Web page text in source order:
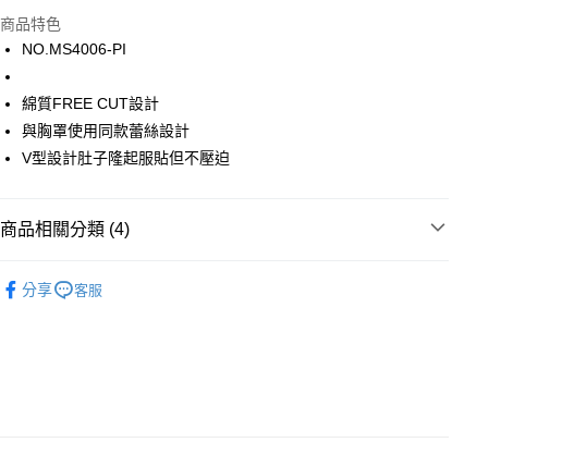
ATM付款
運送方式
全家取貨付款
每筆NT$80，滿NT$1,000(含以上)免運費
每筆NT$80，滿NT$1,000(含以上)免運費
商品特色
NO.MS4006-PI
綿質FREE CUT設計
與胸罩使用同款蕾絲設計
V型設計肚子隆起服貼但不壓迫
商品相關分類 (4)
分享 客服